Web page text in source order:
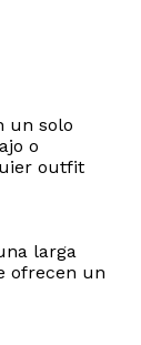
un solo
o
outfit
larga
ofrecen un